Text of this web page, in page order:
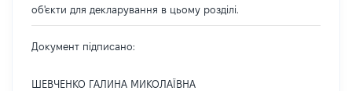
об'єкти для декларування в цьому розділі.
Документ підписано:
ШЕВЧЕНКО ГАЛИНА МИКОЛАЇВНА